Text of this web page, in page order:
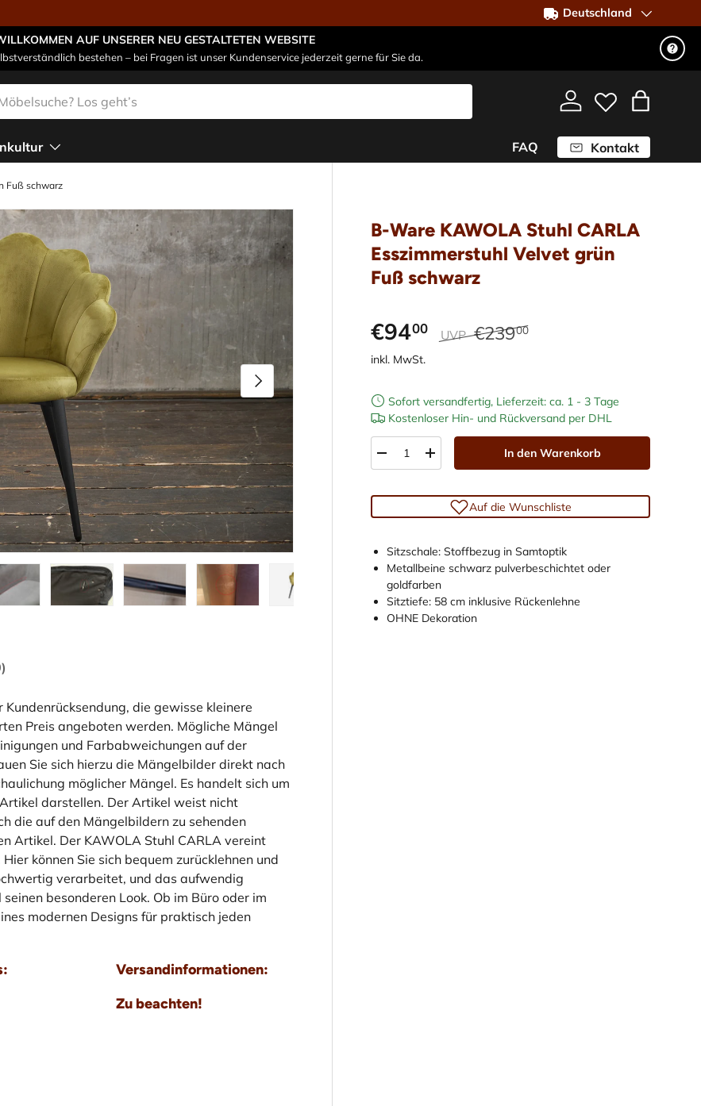
Deutschland
AUF UNSERER NEU GESTALTETEN WEBSITE
bestehen – bei Fragen ist unser Kundenservice jederzeit gerne für Sie da.
Einloggen
FAQ Kontakt
Fuß schwarz
Nächste
laden
in Galerieansicht laden
Bild 6 in Galerieansicht laden
Bild 7 in Galerieansicht laden
Bild 8 in Galerieansicht laden
Bild 9 in Galerieansicht laden
Video 1 in Galerieansicht abspielen
B-Ware KAWOLA Stuhl CARLA
Esszimmerstuhl Velvet grün
Fuß schwarz
€9400 UVP €23900
inkl. MwSt.
Sofort versandfertig, Lieferzeit: ca. 1 - 3 Tage
Kostenloser Hin- und Rückversand per DHL
-
+ In den Warenkorb
Auf die Wunschliste
Sitzschale: Stoffbezug in Samtoptik
Metallbeine schwarz pulverbeschichtet oder
goldfarben
Sitztiefe: 58 cm inklusive Rückenlehne
OHNE Dekoration
die gewisse kleinere
Preis angeboten werden. Mögliche Mängel
und Farbabweichungen auf der
Sie sich hierzu die Mängelbilder direkt nach
möglicher Mängel. Es handelt sich um
darstellen. Der Artikel weist nicht
die auf den Mängelbildern zu sehenden
Artikel. Der KAWOLA Stuhl CARLA vereint
können Sie sich bequem zurücklehnen und
verarbeitet, und das aufwendig
besonderen Look. Ob im Büro oder im
modernen Designs für praktisch jeden
Versandinformationen:
Zu beachten!